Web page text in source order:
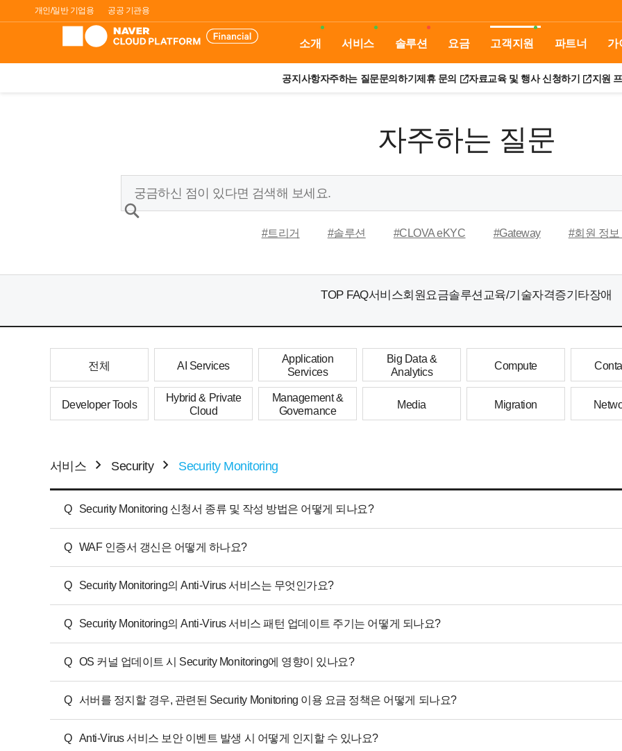
개인/일반 기업용 공공 기관용
소개 서비스 솔루션 요금 고객지원 파트너 가
공지사항자주하는 질문문의하기제휴 문의 자료교육 및 행사 신청하기 지원
자주하는 질문
#트리거 #솔루션 #CLOVA eKYC #Gateway #회원 정보
TOP FAQ서비스회원요금솔루션교육/기술자격증기타장애
전체 AI Services
Application
Services
Big Data &
Analytics
Compute
Developer Tools
Hybrid & Private
Cloud
Management &
Governance
Media Migration
서비스 Security Security Monitoring
Q Security Monitoring 신청서 종류 및 작성 방법은 어떻게 되나요?
Q WAF 인증서 갱신은 어떻게 하나요?
Q Security Monitoring의 Anti-Virus 서비스는 무엇인가요?
Q Security Monitoring의 Anti-Virus 서비스 패턴 업데이트 주기는 어떻게 되나요?
Q OS 커널 업데이트 시 Security Monitoring에 영향이 있나요?
Q 서버를 정지할 경우, 관련된 Security Monitoring 이용 요금 정책은 어떻게 되나요?
Q Anti-Virus 서비스 보안 이벤트 발생 시 어떻게 인지할 수 있나요?